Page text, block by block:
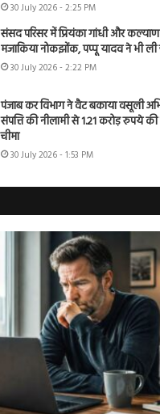
30 July 2026 - 2:25 PM
संसद परिसर में प्रियंका गांधी और
मजाकिया नोकझोंक, पप्पू यादव ने भी
30 July 2026 - 2:22 PM
पंजाब कर विभाग ने वैट बकाया वसूली
संपत्ति की नीलामी से 1.21 करोड़ रुपये
चीमा
30 July 2026 - 1:53 PM